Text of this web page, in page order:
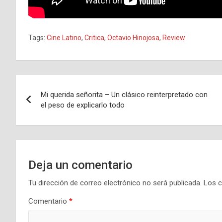
Tags: Cine Latino, Critica, Octavio Hinojosa, Review
de
entradas
Mi querida señorita – Un clásico reinterpretado con
el peso de explicarlo todo
Deja un comentario
Tu dirección de correo electrónico no será publicada. Los
Comentario *